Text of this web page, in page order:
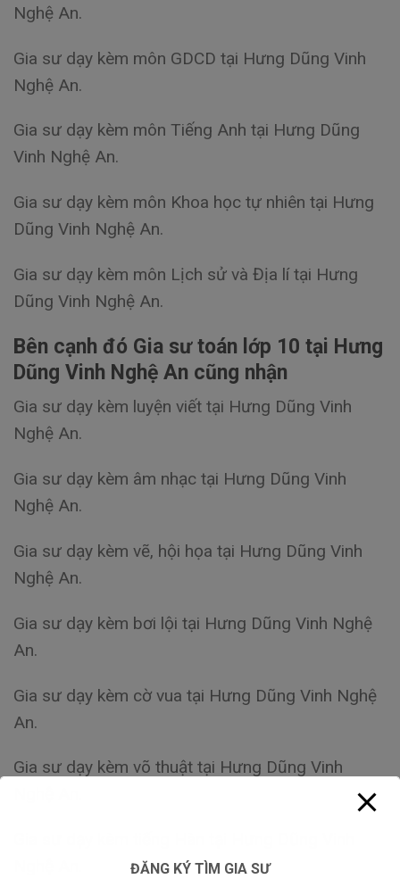
Nghệ An.
Gia sư dạy kèm môn GDCD tại Hưng Dũng Vinh
Nghệ An.
Gia sư dạy kèm môn Tiếng Anh tại Hưng Dũng
Vinh Nghệ An.
Gia sư dạy kèm môn Khoa học tự nhiên tại Hưng
Dũng Vinh Nghệ An.
Gia sư dạy kèm môn Lịch sử và Địa lí tại Hưng
Dũng Vinh Nghệ An.
Bên cạnh đó Gia sư toán lớp 10 tại Hưng
Dũng Vinh Nghệ An cũng nhận
Gia sư dạy kèm luyện viết tại Hưng Dũng Vinh
Nghệ An.
Gia sư dạy kèm âm nhạc tại Hưng Dũng Vinh
Nghệ An.
Gia sư dạy kèm vẽ, hội họa tại Hưng Dũng Vinh
Nghệ An.
Gia sư dạy kèm bơi lội tại Hưng Dũng Vinh Nghệ
An.
Gia sư dạy kèm cờ vua tại Hưng Dũng Vinh Nghệ
An.
Gia sư dạy kèm võ thuật tại Hưng Dũng Vinh
ĐĂNG KÝ TÌM GIA SƯ